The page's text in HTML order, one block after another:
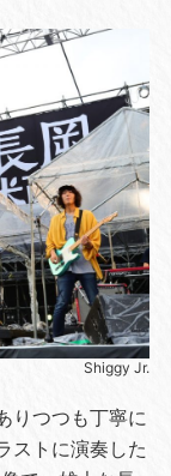
Shiggy Jr.
りつつも丁寧に
ストに演奏した